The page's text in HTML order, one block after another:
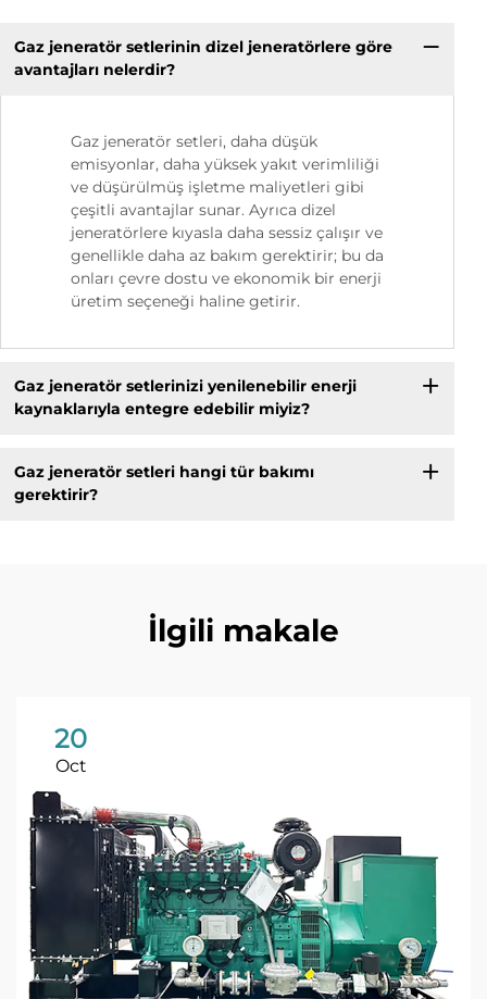
Gaz jeneratör setlerinin dizel jeneratörlere göre
avantajları nelerdir?
Gaz jeneratör setleri, daha düşük
emisyonlar, daha yüksek yakıt verimliliği
ve düşürülmüş işletme maliyetleri gibi
çeşitli avantajlar sunar. Ayrıca dizel
jeneratörlere kıyasla daha sessiz çalışır ve
genellikle daha az bakım gerektirir; bu da
onları çevre dostu ve ekonomik bir enerji
üretim seçeneği haline getirir.
Gaz jeneratör setlerinizi yenilenebilir enerji
kaynaklarıyla entegre edebilir miyiz?
Gaz jeneratör setleri hangi tür bakımı
gerektirir?
İlgili makale
20
Oct